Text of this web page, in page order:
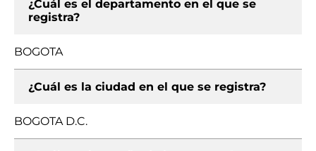
¿Cuál es el departamento en el que se
registra?
BOGOTA
¿Cuál es la ciudad en el que se registra?
BOGOTA D.C.